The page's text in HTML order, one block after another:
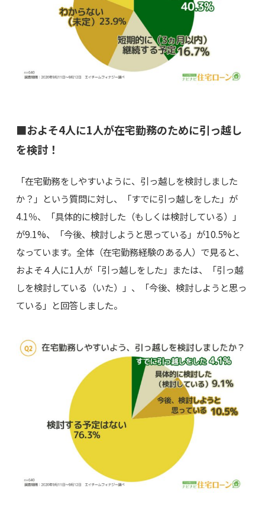
■およそ4人に1人が在宅勤務のために引っ越し
を検討！
「在宅勤務をしやすいように、引っ越しを検討しました
か？」という質問に対し、「すでに引っ越しをした」が
4.1％、「具体的に検討した（もしくは検討している）」
が9.1%、「今後、検討しようと思っている」が10.5%と
なっています。全体（在宅勤務経験のある人）で見ると、
およそ４人に1人が「引っ越しをした」または、「引っ越
しを検討している（いた）」、「今後、検討しようと思っ
ている」と回答しました。